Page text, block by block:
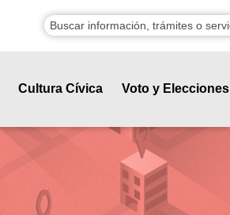
Cultura Cívica Voto y Elecciones